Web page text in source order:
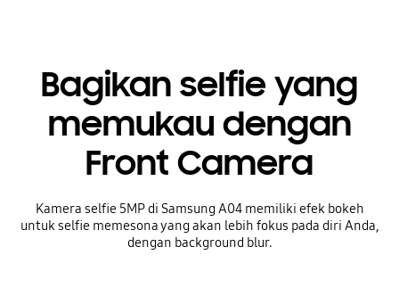
Bagikan selfie yang
memukau dengan
Front Camera
Kamera selfie 5MP di Samsung A04 memiliki efek bokeh
untuk selfie memesona yang akan lebih fokus pada diri Anda,
dengan background blur.